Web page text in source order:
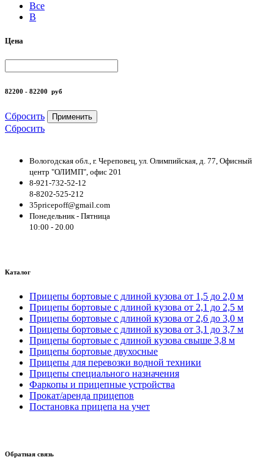
Все
B
Цена
82200 - 82200 руб
Сбросить Применить
Сбросить
Вологодская обл., г. Череповец, ул. Олимпийская, д. 77, Офисный
центр "ОЛИМП", офис 201
8-921-732-52-12
8-8202-525-212
35pricepoff@gmail.com
Понедельник - Пятница
10:00 - 20.00
Каталог
Прицепы бортовые с длиной кузова от 1,5 до 2,0 м
Прицепы бортовые с длиной кузова от 2,1 до 2,5 м
Прицепы бортовые с длиной кузова от 2,6 до 3,0 м
Прицепы бортовые с длиной кузова от 3,1 до 3,7 м
Прицепы бортовые с длиной кузова свыше 3,8 м
Прицепы бортовые двухосные
Прицепы для перевозки водной техники
Прицепы специального назначения
Фаркопы и прицепные устройства
Прокат/аренда прицепов
Постановка прицепа на учет
Обратная связь